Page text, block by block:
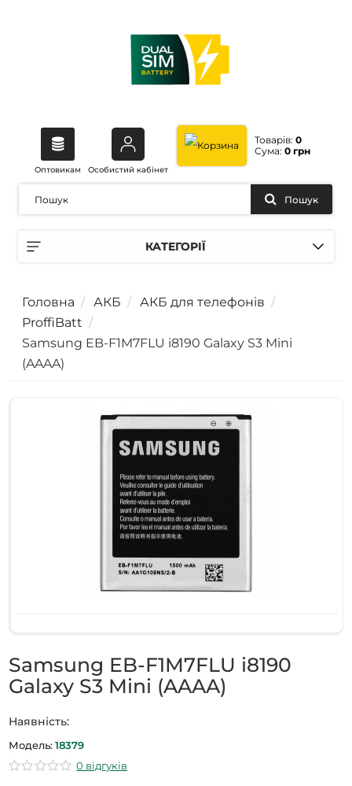
Оптовикам Особистий кабінет
Товарів: 0
Сума: 0 грн
КАТЕГОРІЇ
Пошук
Головна АКБ
АКБ для телефонів
ProffiBatt
Samsung EB-F1M7FLU i8190 Galaxy S3 Mini
(AAAA)
Samsung EB-F1M7FLU i8190
Galaxy S3 Mini (AAAA)
Наявність:
Модель: 18379
0 відгуків